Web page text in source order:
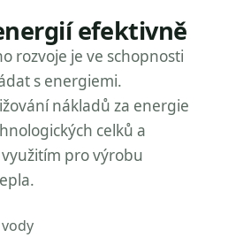
efektivně
rozvoje je ve schopnosti
s energiemi.
nákladů za energie
celků a
pro výrobu